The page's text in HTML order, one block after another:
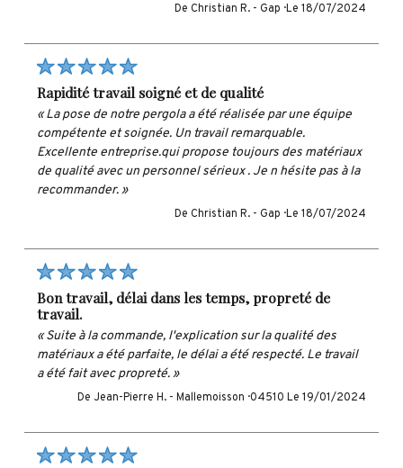
De Christian R. - Gap ·Le 18/07/2024
rapidité travail soigné et de qualité
« La pose de notre pergola a été réalisée par une équipe
compétente et soignée. Un travail remarquable.
Excellente entreprise.qui propose toujours des matériaux
de qualité avec un personnel sérieux . Je n hésite pas à la
recommander. »
De Christian R. - Gap ·Le 18/07/2024
bon travail, délai dans les temps, propreté de
travail.
« Suite à la commande, l'explication sur la qualité des
matériaux a été parfaite, le délai a été respecté. Le travail
a été fait avec propreté. »
De Jean-Pierre H. - Mallemoisson · 04510 Le 19/01/2024